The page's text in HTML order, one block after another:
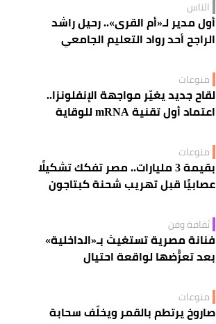
الناس
أول مدير لـ«أم القرى».. رحيل راشد
الراجح أحد رواد التعليم الجامعي
منوعات
لقاح جديد يغيّر مواجهة الإنفلونزا..
اعتماد أول تقنية mRNA للوقاية
منوعات
بقيمة 3 مليارات.. مصر تفكك تشكيلًا
عصابيًا قبل تهريب شحنة كبتاجون
ثقافة وفن
فنانة مصرية تستغيث بـ«الداخلية»
بعد تعرُّضها لواقعة احتيال
منوعات
صاروخ يرتطم بالقمر ويخلّف سحابة